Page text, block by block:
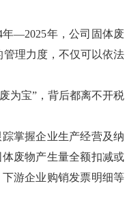
年—2025年，公司固体废
理力度，不仅可以依法
为宝” ，背后都离不开税
掌握企业生产经营及纳
废物产生量全额扣减或
游企业购销发票明细等